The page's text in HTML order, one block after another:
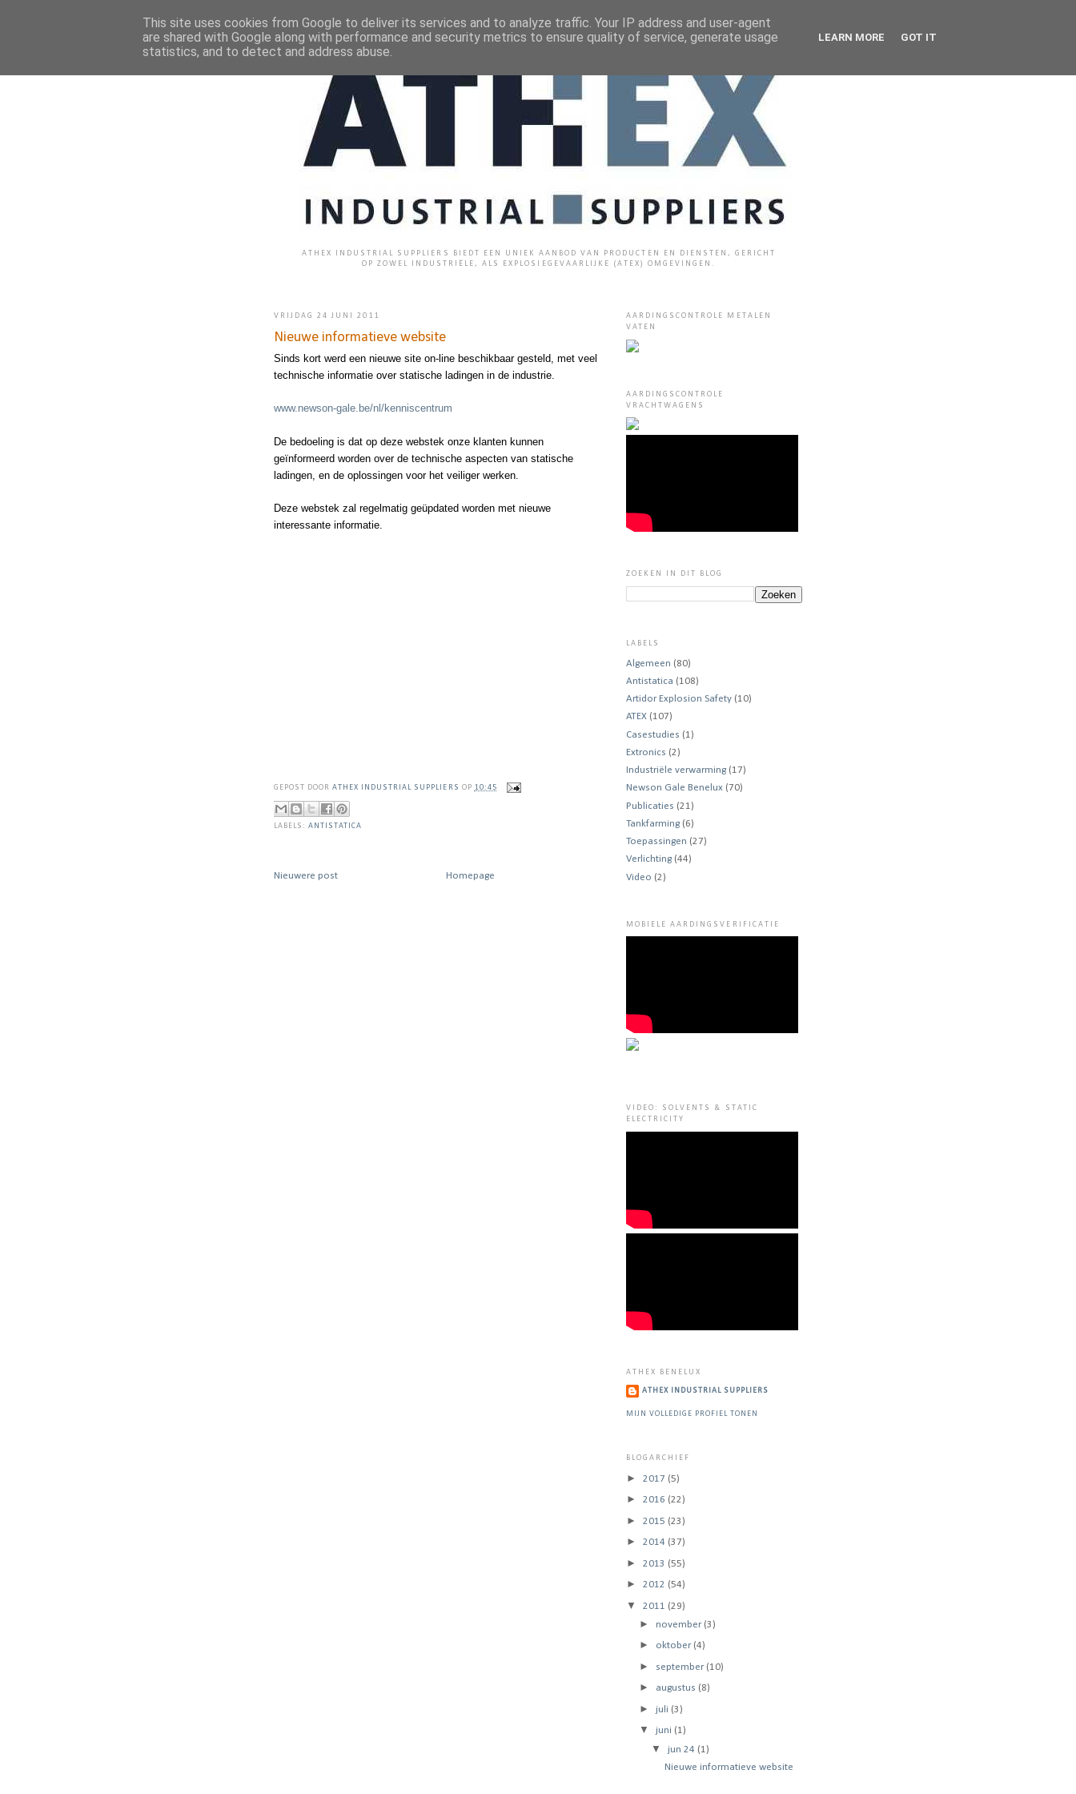
ATHEX INDUSTRIAL SUPPLIERS BIEDT EEN UNIEK AANBOD VAN PRODUCTEN EN DIENSTEN, GERICHT
OP ZOWEL INDUSTRIËLE, ALS EXPLOSIEGEVAARLIJKE (ATEX) OMGEVINGEN.
VRIJDAG 24 JUNI 2011
Nieuwe informatieve website
Sinds kort werd een nieuwe site on-line beschikbaar gesteld, met veel
technische informatie over statische ladingen in de industrie.
www.newson-gale.be/nl/kenniscentrum
De bedoeling is dat op deze webstek onze klanten kunnen
geïnformeerd worden over de technische aspecten van statische
ladingen, en de oplossingen voor het veiliger werken.
Deze webstek zal regelmatig geüpdated worden met nieuwe
interessante informatie.
GEPOST DOORATHEX INDUSTRIAL SUPPLIERS OP 10:45
LABELS:ANTISTATICA
Nieuwere post Homepage
AARDINGSCONTROLE METALEN
VATEN
AARDINGSCONTROLE
VRACHTWAGENS
ZOEKEN IN DIT BLOG
LABELS
Algemeen (80)
Antistatica (108)
Artidor Explosion Safety (10)
ATEX (107)
Casestudies (1)
Extronics (2)
Industriële verwarming (17)
Newson Gale Benelux (70)
Publicaties (21)
Tankfarming (6)
Toepassingen (27)
Verlichting (44)
Video (2)
MOBIELE AARDINGSVERIFICATIE
VIDEO: SOLVENTS & STATIC
ELECTRICITY
ATHEX BENELUX
ATHEX INDUSTRIAL SUPPLIERS
MIJN VOLLEDIGE PROFIEL TONEN
BLOGARCHIEF
► 2017 (5)
► 2016 (22)
► 2015 (23)
► 2014 (37)
► 2013 (55)
► 2012 (54)
▼ 2011 (29)
► november (3)
► oktober (4)
► september (10)
► augustus (8)
► juli (3)
▼ juni (1)
▼ jun 24 (1)
Nieuwe informatieve website
This site uses cookies from Google to deliver its services and to analyze traffic. Your IP address and user-agent
are shared with Google along with performance and security metrics to ensure quality of service, generate usage
statistics, and to detect and address abuse.
LEARN MORE GOT IT